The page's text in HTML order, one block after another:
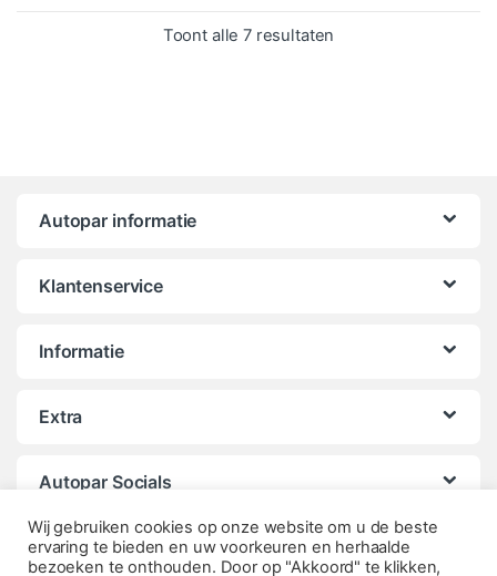
Toont alle 7 resultaten
Autopar informatie
Klantenservice
Informatie
Extra
Autopar Socials
Wij gebruiken cookies op onze website om u de beste
ervaring te bieden en uw voorkeuren en herhaalde
bezoeken te onthouden. Door op "Akkoord" te klikken,